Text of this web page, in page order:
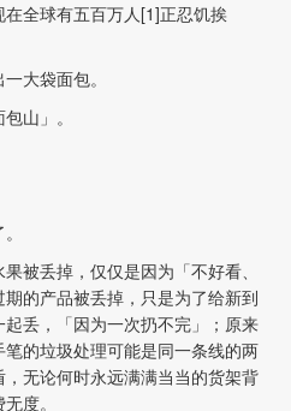
全球有五百万人[1]正忍饥挨
大袋面包。
山」。
被丢掉，仅仅是因为「不好看、
的产品被丢掉，只是为了给新到
丢，「因为一次扔不完」；原来
的垃圾处理可能是同一条线的两
无论何时永远满满当当的货架背
度。